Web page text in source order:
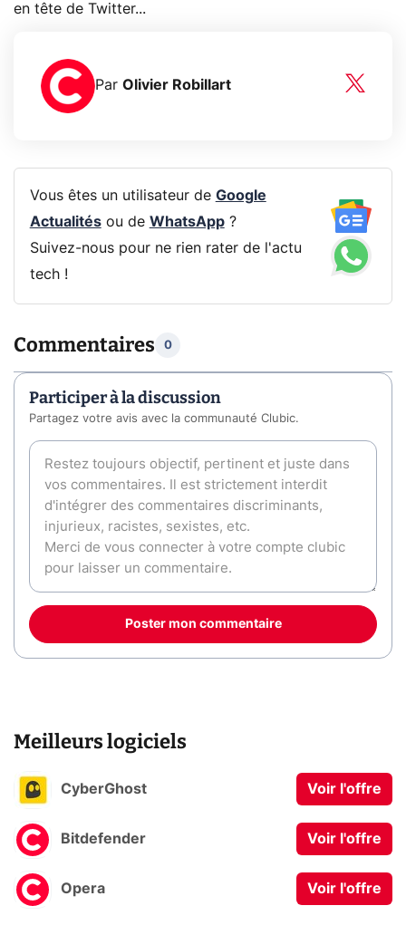
en tête de Twitter...
Par Olivier Robillart
Vous êtes un utilisateur de Google
Actualitésou de WhatsApp?
Suivez-nous pour ne rien rater de l'actu
tech !
Commentaires 0
Participer à la discussion
Partagez votre avis avec la communauté Clubic.
Poster mon commentaire
Meilleurs logiciels
CyberGhost Voir l'offre
Bitdefender Voir l'offre
Opera Voir l'offre